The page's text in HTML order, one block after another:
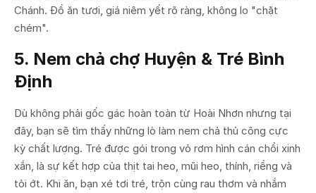
Chánh. Đồ ăn tươi, giá niêm yết rõ ràng, không lo "chặt
chém".
5. Nem chả chợ Huyện & Tré Bình
Định
Dù không phải gốc gác hoàn toàn từ Hoài Nhơn nhưng tại
đây, bạn sẽ tìm thấy những lò làm nem chả thủ công cực
kỳ chất lượng. Tré được gói trong vỏ rơm hình cán chổi xinh
xắn, là sự kết hợp của thịt tai heo, mũi heo, thính, riềng và
tỏi ớt. Khi ăn, bạn xé tơi tré, trộn cùng rau thơm và nhắm